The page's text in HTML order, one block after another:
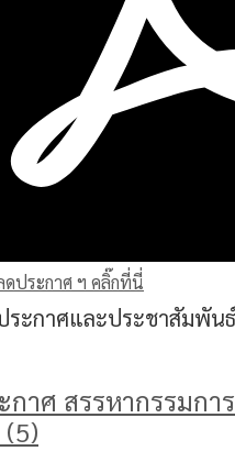
ประกาศ ฯ คลิ๊กที่นี่
ระกาศและประชาสัมพัน
กาศ สรรหากรรมกา